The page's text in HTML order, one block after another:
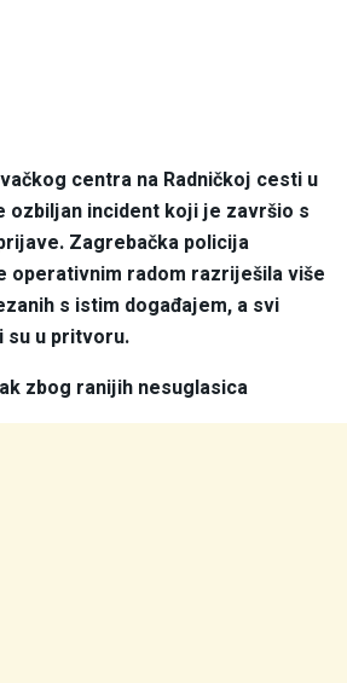
centra na Radničkoj cesti u
ozbiljan incident koji je završio s
Zagrebačka policija
operativnim radom razriješila više
s istim događajem, a svi
su u pritvoru.
zbog ranijih nesuglasica